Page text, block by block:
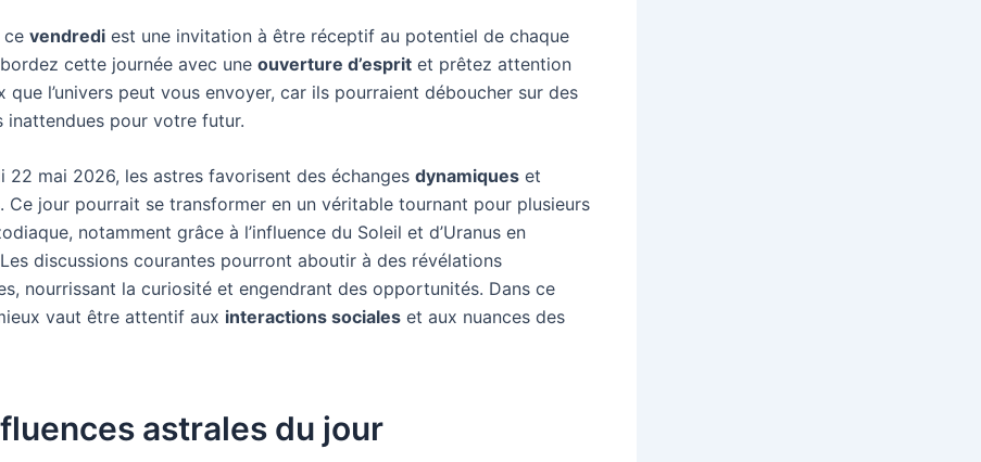
ce vendredi est une invitation à être réceptif au potentiel de chaque
cette journée avec une ouverture d’esprit et prêtez attention
que l’univers peut vous envoyer, car ils pourraient déboucher sur des
inattendues pour votre futur.
22 mai 2026, les astres favorisent des échanges dynamiques et
. Ce jour pourrait se transformer en un véritable tournant pour plusieurs
notamment grâce à l’influence du Soleil et d’Uranus en
discussions courantes pourront aboutir à des révélations
nourrissant la curiosité et engendrant des opportunités. Dans ce
vaut être attentif aux interactions sociales et aux nuances des
astrales du jour